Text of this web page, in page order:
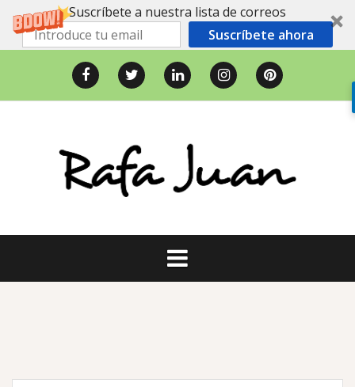
Suscríbete a nuestra lista de correos
Suscríbete ahora
contenido
FacebookTwitter LinkedInInstagramPinterest